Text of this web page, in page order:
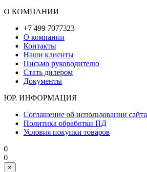
О КОМПАНИИ
+7 499 7077323
О компании
Контакты
Наши клиенты
Письмо руководителю
Стать дилером
Документы
ЮР. ИНФОРМАЦИЯ
Соглашение об использовании сайта
Политика обработки ПД
Условия покупки товаров
0
0
×